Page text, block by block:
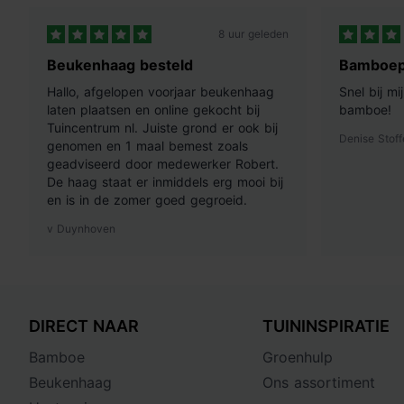
8 uur geleden
Beukenhaag besteld
Hallo, afgelopen voorjaar beukenhaag
laten plaatsen en online gekocht bij
Tuincentrum nl. Juiste grond er ook bij
genomen en 1 maal bemest zoals
geadviseerd door medewerker Robert.
De haag staat er inmiddels erg mooi bij
en is in de zomer goed gegroeid.
v Duynhoven
Snel bij
bamboe!
Denise
DIRECT NAAR
Bamboe
Beukenhaag
TUININSPIRATIE
Groenhulp
Ons assortiment